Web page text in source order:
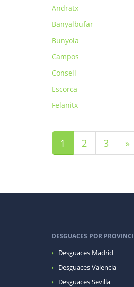
Andratx
Banyalbufar
Bunyola
Campos
Consell
Escorca
Felanitx
1 (current)
2 3 »
DESGUACES POR
Desguaces Madrid
Desguaces Valencia
Desguaces Sevilla